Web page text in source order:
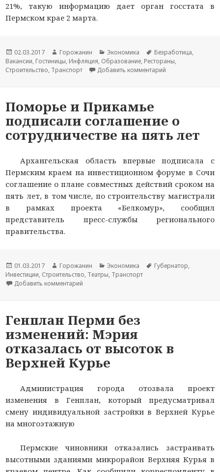
21%, такую информацию дает орган госстата в
Пермском крае 2 марта.
Новость
опубликована
02.03.2017
Автор
новости
Горожанин
Раздел
новостей
Экономика
Тема
новости
Безработица,
Вакансии, Гостиницы, Инфляция, Образование, Рестораны,
Строительство, Транспорт Добавить комментарий
Поморье и Прикамье
подписали соглашение о
сотрудничестве на пять лет
Архангельская область впервые подписала с
Пермским краем на инвестиционном форуме в Сочи
соглашение о плане совместных действий сроком на
пять лет, в том числе, по строительству магистрали
в рамках проекта «Белкомур», сообщил
представитель пресс-службы регионального
правительства.
Новость
опубликована
01.03.2017
Автор
новости
Горожанин
Раздел
новостей
Экономика
Тема
Губернатор,
Инвестиции, Строительство, Театры, Транспорт
Добавить комментарий
Генплан Перми без
изменений: Мэрия
отказалась от высоток в
Верхней Курье
Администрация города отозвала проект
изменения в Генплан, который предусматривал
смену индивидуальной застройки в Верхней Курье
на многоэтажную
Пермские чиновники отказались застраивать
высотными зданиями микрорайон Верхняя Курья в